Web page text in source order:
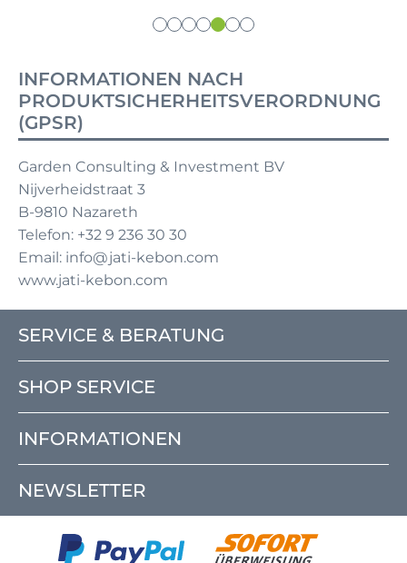
INFORMATIONEN NACH
PRODUKTSICHERHEITSVERORDNUNG
(GPSR)
Garden Consulting & Investment BV
Nijverheidstraat 3
B-9810 Nazareth
Telefon: +32 9 236 30 30
Email: info@jati-kebon.com
www.jati-kebon.com
SERVICE & BERATUNG
SHOP SERVICE
INFORMATIONEN
NEWSLETTER